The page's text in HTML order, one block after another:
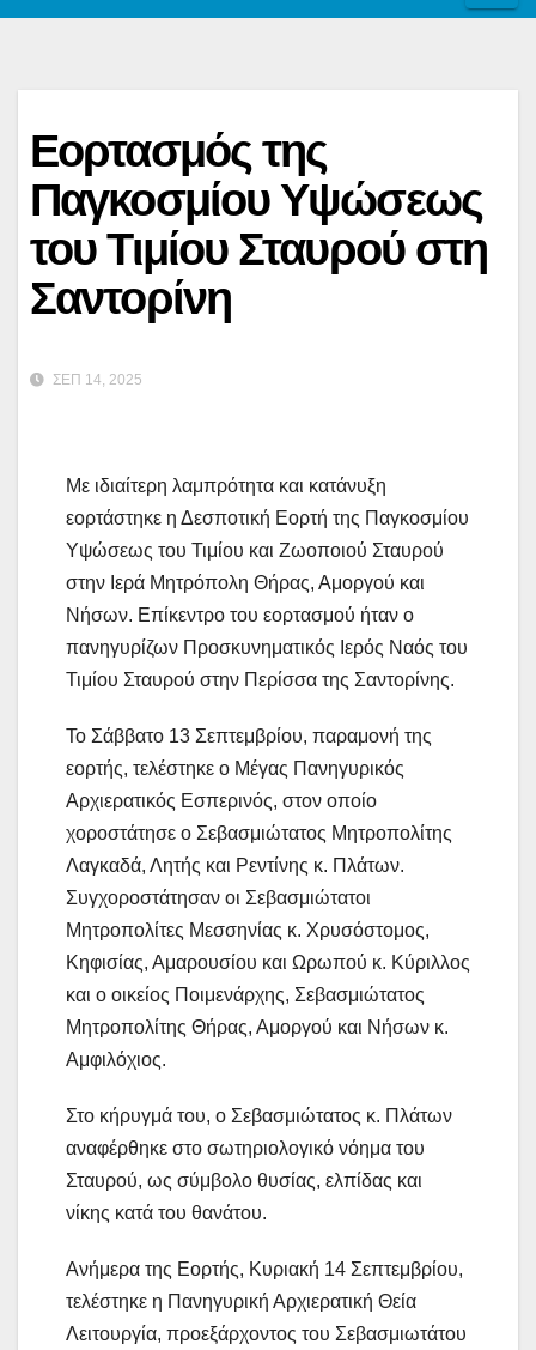
Εορτασμός της
Παγκοσμίου Υψώσεως
του Τιμίου Σταυρού στη
Σαντορίνη
ΣΕΠ 14, 2025
Με ιδιαίτερη λαμπρότητα και κατάνυξη
εορτάστηκε η Δεσποτική Εορτή της Παγκοσμίου
Υψώσεως του Τιμίου και Ζωοποιού Σταυρού
στην Ιερά Μητρόπολη Θήρας, Αμοργού και
Νήσων. Επίκεντρο του εορτασμού ήταν ο
πανηγυρίζων Προσκυνηματικός Ιερός Ναός του
Τιμίου Σταυρού στην Περίσσα της Σαντορίνης.
Το Σάββατο 13 Σεπτεμβρίου, παραμονή της
εορτής, τελέστηκε ο Μέγας Πανηγυρικός
Αρχιερατικός Εσπερινός, στον οποίο
χοροστάτησε ο Σεβασμιώτατος Μητροπολίτης
Λαγκαδά, Λητής και Ρεντίνης κ. Πλάτων.
Συγχοροστάτησαν οι Σεβασμιώτατοι
Μητροπολίτες Μεσσηνίας κ. Χρυσόστομος,
Κηφισίας, Αμαρουσίου και Ωρωπού κ. Κύριλλος
και ο οικείος Ποιμενάρχης, Σεβασμιώτατος
Μητροπολίτης Θήρας, Αμοργού και Νήσων κ.
Αμφιλόχιος.
Στο κήρυγμά του, ο Σεβασμιώτατος κ. Πλάτων
αναφέρθηκε στο σωτηριολογικό νόημα του
Σταυρού, ως σύμβολο θυσίας, ελπίδας και
νίκης κατά του θανάτου.
Ανήμερα της Εορτής, Κυριακή 14 Σεπτεμβρίου,
τελέστηκε η Πανηγυρική Αρχιερατική Θεία
Λειτουργία, προεξάρχοντος του Σεβασμιωτάτου